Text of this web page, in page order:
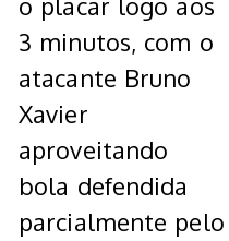
3 minutos, com o
atacante Bruno
Xavier
aproveitando
bola defendida
parcialmente pelo